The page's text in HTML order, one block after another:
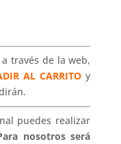
través de la web,
AL CARRITO y
puedes realizar
nosotros será